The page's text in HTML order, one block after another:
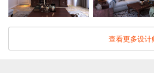
查看更多设计